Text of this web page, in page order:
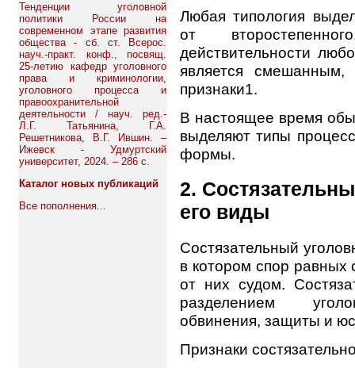
Тенденции уголовной
политики России на
современном этапе развития
общества - сб. ст. Всерос.
науч.-практ. конф., посвящ.
25-летию кафедр уголовного
права и криминологии,
уголовного процесса и
правоохранительной
деятельности / науч. ред.-
Л.Г. Татьянина, Г.А.
Решетникова, В.Г. Ившин. –
Ижевск - Удмуртский
университет, 2024. – 286 с.
Каталог новых публикаций
Все пополнения...
Любая типология
от
действительности
является
признаки1.
В настоящее время
выделяют типы
формы.
2.
его виды
Состязательный
в котором спор
от них судом.
разделением
обвинения, защиты и
Признаки